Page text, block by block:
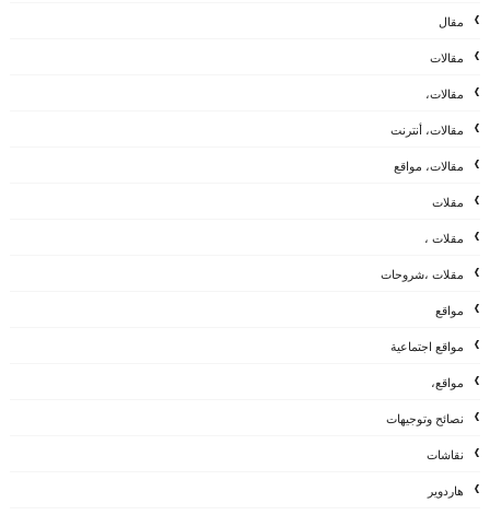
مقال
مقالات
مقالات،
مقالات، أنترنت
مقالات، مواقع
مقلات
مقلات ،
مقلات ،شروحات
مواقع
مواقع اجتماعية
مواقع،
نصائح وتوجيهات
نقاشات
هاردوير